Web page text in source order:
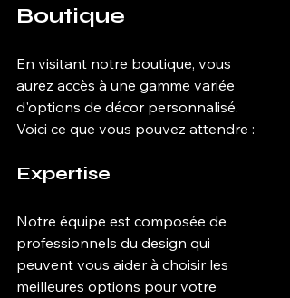
Boutique
En visitant notre boutique, vous
aurez accès à une gamme variée
d'options de décor personnalisé.
Voici ce que vous pouvez attendre :
Expertise
Notre équipe est composée de
professionnels du design qui
peuvent vous aider à choisir les
meilleures options pour votre